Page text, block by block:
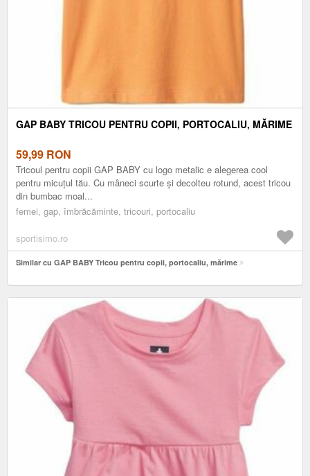
GAP BABY TRICOU PENTRU COPII, PORTOCALIU, MĂRIME
59,99 RON
Tricoul pentru copii GAP BABY cu logo metalic e alegerea cool
pentru micuțul tău. Cu mâneci scurte și decolteu rotund, acest tricou
din bumbac moal...
femei, gap, îmbrăcăminte, tricouri, portocaliu
sportisimo.ro
Similar cu GAP BABY Tricou pentru copii, portocaliu, mărime